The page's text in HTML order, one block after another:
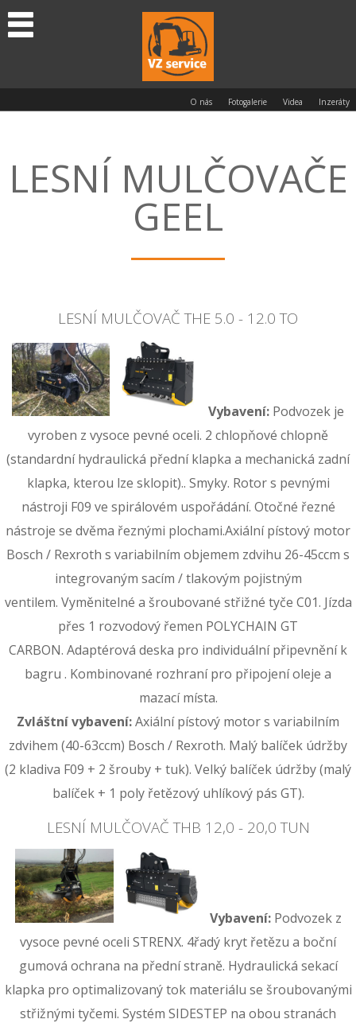
O nás Fotogalerie Videa Inzeráty
LESNÍ MULČOVAČE
GEEL
LESNÍ MULČOVAČ THE 5.0 - 12.0 TO
Vybavení: Podvozek je
vyroben z vysoce pevné oceli. 2 chlopňové chlopně
(standardní hydraulická přední klapka a mechanická zadní
klapka, kterou lze sklopit).. Smyky. Rotor s pevnými
nástroji F09 ve spirálovém uspořádání. Otočné řezné
nástroje se dvěma řeznými plochami.Axiální pístový motor
Bosch / Rexroth s variabilním objemem zdvihu 26-45ccm s
integrovaným sacím / tlakovým pojistným
ventilem. Vyměnitelné a šroubované střižné tyče C01. Jízda
přes 1 rozvodový řemen POLYCHAIN ​​GT
CARBON. Adaptérová deska pro individuální připevnění k
bagru . Kombinované rozhraní pro připojení oleje a
mazací místa.
Zvláštní vybavení:Axiální pístový motor s variabilním
zdvihem (40-63ccm) Bosch / Rexroth. Malý balíček údržby
(2 kladiva F09 + 2 šrouby + tuk). Velký balíček údržby (malý
balíček + 1 poly řetězový uhlíkový pás GT).
LESNÍ MULČOVAČ THB 12,0 - 20,0 TUN
Vybavení: Podvozek z
vysoce pevné oceli STRENX. 4řadý kryt řetězu a boční
gumová ochrana na přední straně. Hydraulická sekací
klapka pro optimalizovaný tok materiálu se šroubovanými
střižnými tyčemi. Systém SIDESTEP na obou stranách